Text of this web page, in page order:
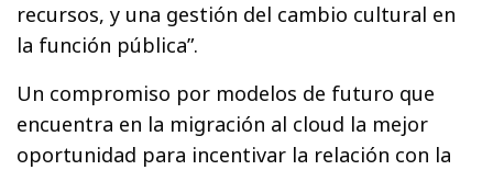
recursos, y una gestión del cambio cultural en
la función pública”.
Un compromiso por modelos de futuro que
encuentra en la migración al cloud la mejor
oportunidad para incentivar la relación con la